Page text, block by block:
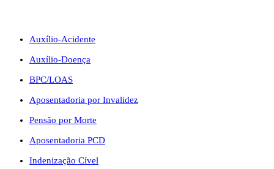
Auxílio-Acidente
Auxílio-Doença
BPC/LOAS
Aposentadoria por Invalidez
Pensão por Morte
Aposentadoria PCD
Indenização Cível